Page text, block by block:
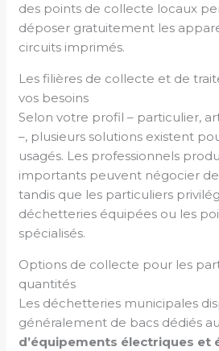
des points de collecte locaux
déposer gratuitement les
circuits imprimés.
Les filières de collecte et de
vos besoins
Selon votre profil – particulier,
–, plusieurs solutions existent
usagés. Les professionnels
importants peuvent négocier
tandis que les particuliers
déchetteries équipées ou les
spécialisés.
Options de collecte pour les
quantités
Les déchetteries municipales
généralement de bacs dédiés
d’équipements électriques et